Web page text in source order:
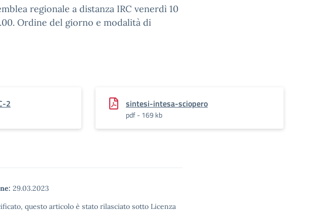
regionale a distanza IRC venerdì 10
Ordine del giorno e modalità di
2 sintesi-intesa-sciopero
pdf - 169 kb
29.03.2023
questo articolo è stato rilasciato sotto Licenza